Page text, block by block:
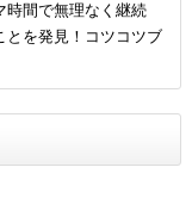
時間で無理なく継続
とを発見！コツコツブ